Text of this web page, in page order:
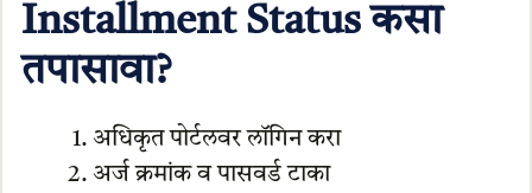
Installment Status कसा
तपासावा?
अधिकृत पोर्टलवर लॉगिन करा
अर्ज क्रमांक व पासवर्ड टाका